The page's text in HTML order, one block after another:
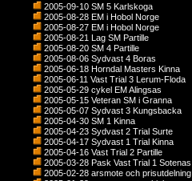
2005-09-10 SM 5 Karlskoga
2005-08-28 EM i Hobol Norge
2005-08-27 EM i Hobol Norge
2005-08-21 Lag SM Partille
2005-08-20 SM 4 Partille
2005-08-06 Sydvast 4 Boras
2005-06-18 Horndal Masters Kinna
2005-06-11 Vast Trial 3 Lerum-Floda
2005-05-29 cykel EM Alingsas
2005-05-15 Veteran SM i Granna
2005-05-07 Sydvast 3 Kungsbacka
2005-04-30 SM 1 Kinna
2005-04-23 Sydvast 2 Trial Surte
2005-04-17 Sydvast 1 Trial Kinna
2005-04-16 Vast Trial 2 Partille
2005-03-28 Pask Vast Trial 1 Sotenas
2005-02-28 arsmote och prisutdelning